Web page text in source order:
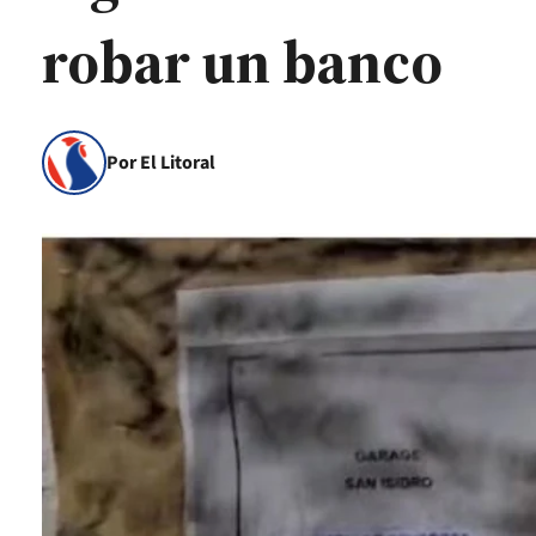
robar un banco
Por El Litoral